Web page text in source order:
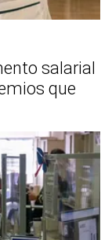
salarial
que